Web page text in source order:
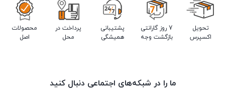
تحویل
اکسپرس
7 روز گارانتی
بازگشت وجه
پشتیبانی
همیشگی
پرداخت در
محل
محصولات
اصل
ما را در شبکه‌های اجتماعی دنبال کنید